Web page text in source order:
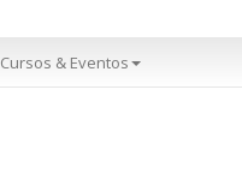
Cursos & Eventos